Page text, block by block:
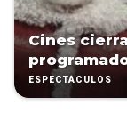
Cines
ESPECTÁCULOS